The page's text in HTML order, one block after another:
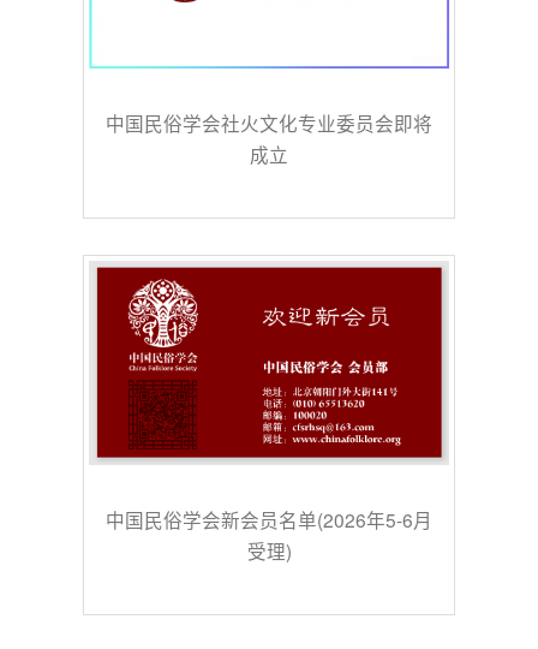
中国民俗学会社火文化专业委员会即将
成立
中国民俗学会新会员名单(2026年5-6月
受理)